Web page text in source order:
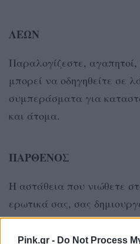
Pink.gr - Do Not Process
ΛΕΩΝ
Παραλογίζεστε, αγαπητοί,
μπορεί να οδηγηθείτε σε
συμπεράσματα για
και άτομα.
ΠΑΡΘΕΝΟΣ
Η αστάθεια που νιώθετε
ερωτικά σας, σας
εκνευρισμό.